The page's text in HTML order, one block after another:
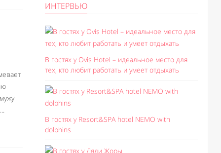
ИНТЕРВЬЮ
В гостях у Ovis Hotel – идеальное место для
тех, кто любит работать и умеет отдыхать
В гостях у Resort&SPA hotel NEMO with
dolphins